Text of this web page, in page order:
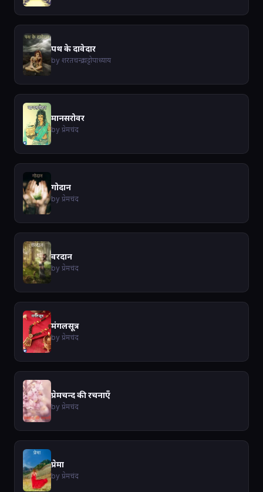
पथ के दावेदार
by शरतचन्द्र चट्टोपाध्याय
मानसरोवर
by प्रेमचंद
गोदान
by प्रेमचंद
वरदान
by प्रेमचंद
मंगलसूत्र
by प्रेमचंद
प्रेमचन्द की रचनाएँ
by प्रेमचंद
प्रेमा
by प्रेमचंद